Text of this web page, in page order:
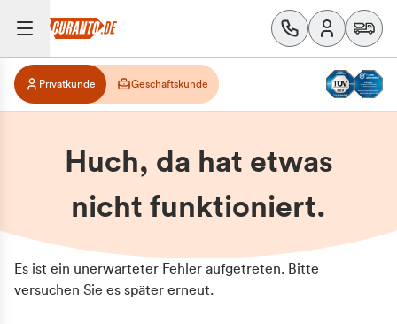
Privatkunde Geschäftskunde
Huch, da hat etwas
nicht funktioniert.
Es ist ein unerwarteter Fehler aufgetreten. Bitte
versuchen Sie es später erneut.